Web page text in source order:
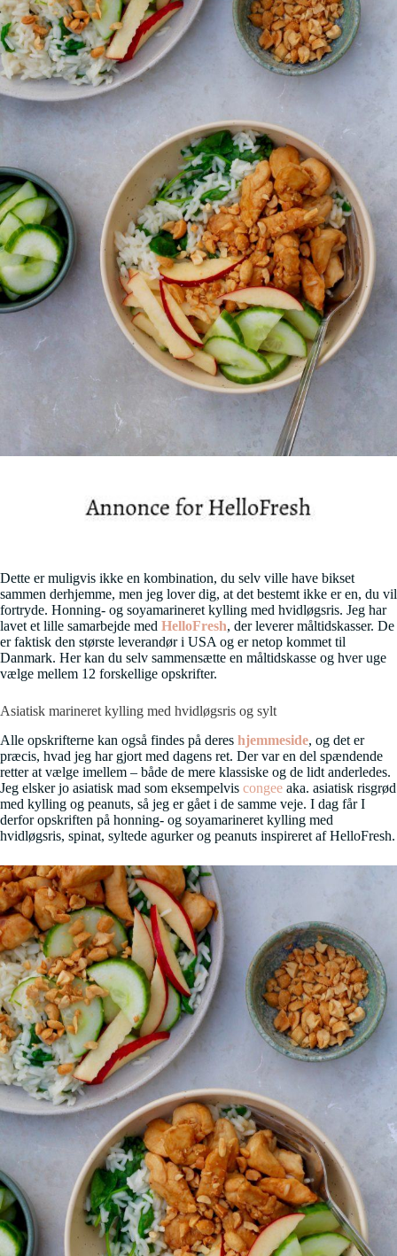
Dette er muligvis ikke en kombination, du selv ville have bikset
sammen derhjemme, men jeg lover dig, at det bestemt ikke er en, du vil
fortryde. Honning- og soyamarineret kylling med hvidløgsris. Jeg har
lavet et lille samarbejde med HelloFresh, der leverer måltidskasser. De
er faktisk den største leverandør i USA og er netop kommet til
Danmark. Her kan du selv sammensætte en måltidskasse og hver uge
vælge mellem 12 forskellige opskrifter.
Asiatisk marineret kylling med hvidløgsris og sylt
Alle opskrifterne kan også findes på deres hjemmeside, og det er
præcis, hvad jeg har gjort med dagens ret. Der var en del spændende
retter at vælge imellem – både de mere klassiske og de lidt anderledes.
Jeg elsker jo asiatisk mad som eksempelvis congee aka. asiatisk risgrød
med kylling og peanuts, så jeg er gået i de samme veje. I dag får I
derfor opskriften på honning- og soyamarineret kylling med
hvidløgsris, spinat, syltede agurker og peanuts inspireret af HelloFresh.